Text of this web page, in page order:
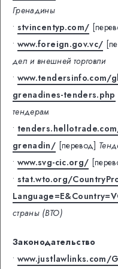
Гренадины
• stvincentyp.com/
• www.foreign.gov.vc/
дел и внешней торговли
• www.tendersinfo.com/
grenadines-tenders.php
тендерам
•
grenadin/ [перевод]
• www.svg-cic.org/
• stat.wto.org/
страны (ВТО)
Законодательство
• www.justlawlinks.com/